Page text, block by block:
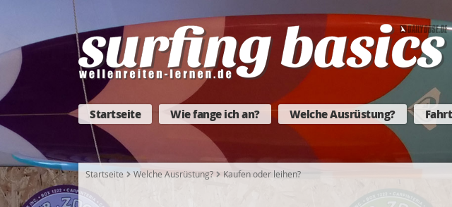
Startseite Wie fange ich an? Welche Ausrüstung?
Startseite Welche Ausrüstung? Kaufen oder leihen?